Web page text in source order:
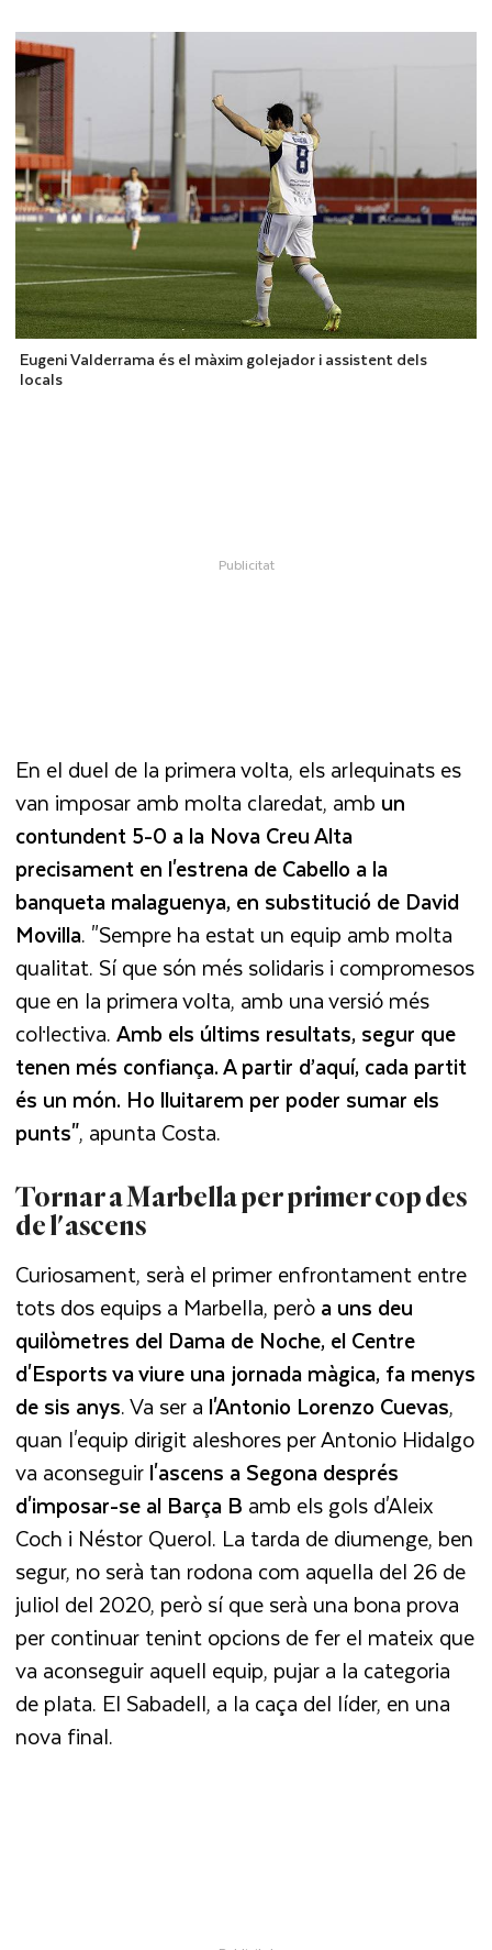
Eugeni Valderrama és el màxim golejador i assistent dels
locals
En el duel de la primera volta, els arlequinats es
van imposar amb molta claredat, amb un
contundent 5-0 a la Nova Creu Alta
precisament en l'estrena de Cabello a la
banqueta malaguenya, en substitució de David
Movilla. "Sempre ha estat un equip amb molta
qualitat. Sí que són més solidaris i compromesos
que en la primera volta, amb una versió més
col·lectiva.Amb els últims resultats, segur que
tenen més confiança. A partir d’aquí, cada partit
és un món. Ho lluitarem per poder sumar els
punts", apunta Costa.
Tornar a Marbella per primer cop des
de l'ascens
Curiosament, serà el primer enfrontament entre
tots dos equips a Marbella, peròa uns deu
quilòmetres del Dama de Noche, el Centre
d'Esports va viure una jornada màgica, fa menys
de sis anys. Va ser a l'Antonio Lorenzo Cuevas,
quan l'equip dirigit aleshores per Antonio Hidalgo
va aconseguirl'ascens a Segona després
d'imposar-se al Barça B amb els gols d'Aleix
Coch i Néstor Querol. La tarda de diumenge, ben
segur, no serà tan rodona com aquella del 26 de
juliol del 2020, però sí que serà una bona prova
per continuar tenint opcions de fer el mateix que
va aconseguir aquell equip, pujar a la categoria
de plata. El Sabadell, a la caça del líder, en una
nova final.